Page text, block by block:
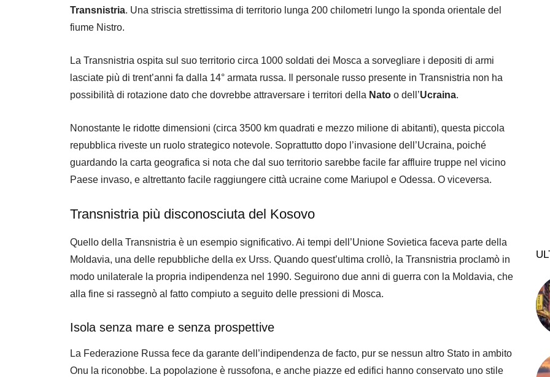
Transnistria. Una striscia strettissima di territorio lunga 200 chilometri lungo la sponda orientale del
fiume Nistro.
La Transnistria ospita sul suo territorio circa 1000 soldati dei Mosca a sorvegliare i depositi di armi
lasciate più di trent’anni fa dalla 14° armata russa. Il personale russo presente in Transnistria non ha
possibilità di rotazione dato che dovrebbe attraversare i territori della Nato o dell’Ucraina.
Nonostante le ridotte dimensioni (circa 3500 km quadrati e mezzo milione di abitanti), questa piccola
repubblica riveste un ruolo strategico notevole. Soprattutto dopo l’invasione dell’Ucraina, poiché
guardando la carta geografica si nota che dal suo territorio sarebbe facile far affluire truppe nel vicino
Paese invaso, e altrettanto facile raggiungere città ucraine come Mariupol e Odessa. O viceversa.
Transnistria più disconosciuta del Kosovo
Quello della Transnistria è un esempio significativo. Ai tempi dell’Unione Sovietica faceva parte della
Moldavia, una delle repubbliche della ex Urss. Quando quest’ultima crollò, la Transnistria proclamò in
modo unilaterale la propria indipendenza nel 1990. Seguirono due anni di guerra con la Moldavia, che
alla fine si rassegnò al fatto compiuto a seguito delle pressioni di Mosca.
Isola senza mare e senza prospettive
La Federazione Russa fece da garante dell’indipendenza de facto, pur se nessun altro Stato in ambito
Onu la riconobbe. La popolazione è russofona, e anche piazze ed edifici hanno conservato uno stile